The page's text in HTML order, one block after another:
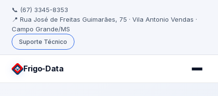
📞 (67) 3345-8353
📍 Rua José de Freitas Guimarães, 75 · Vila Antonio Vendas ·
Campo Grande/MS
Suporte Técnico
Frigo-Data